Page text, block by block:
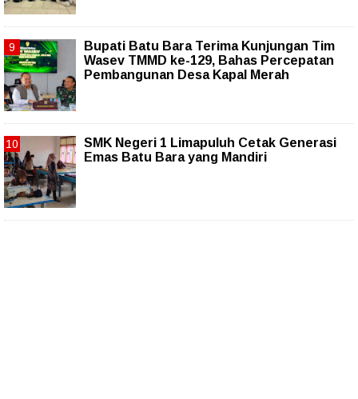
Bupati Batu Bara Terima Kunjungan Tim
Wasev TMMD ke-129, Bahas Percepatan
Pembangunan Desa Kapal Merah
SMK Negeri 1 Limapuluh Cetak Generasi
Emas Batu Bara yang Mandiri